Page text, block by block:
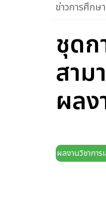
ข่าวการศึกษา
ชุด
สาม
ผลง
ผลงานวิชาการ